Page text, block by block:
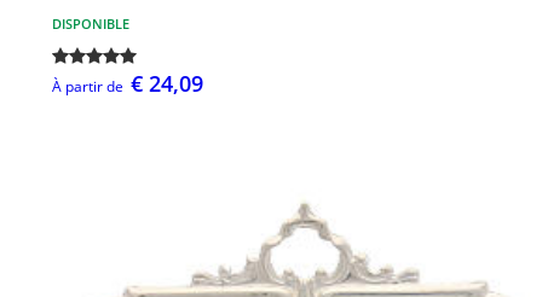
DISPONIBLE
À partir de € 24,09